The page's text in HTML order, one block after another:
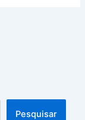
Pesquisar